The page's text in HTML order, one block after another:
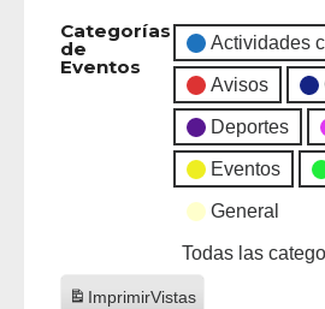
Categorías
de
Eventos
Actividades
Avisos
Deportes
Eventos
General
Todas las
ImprimirVistas